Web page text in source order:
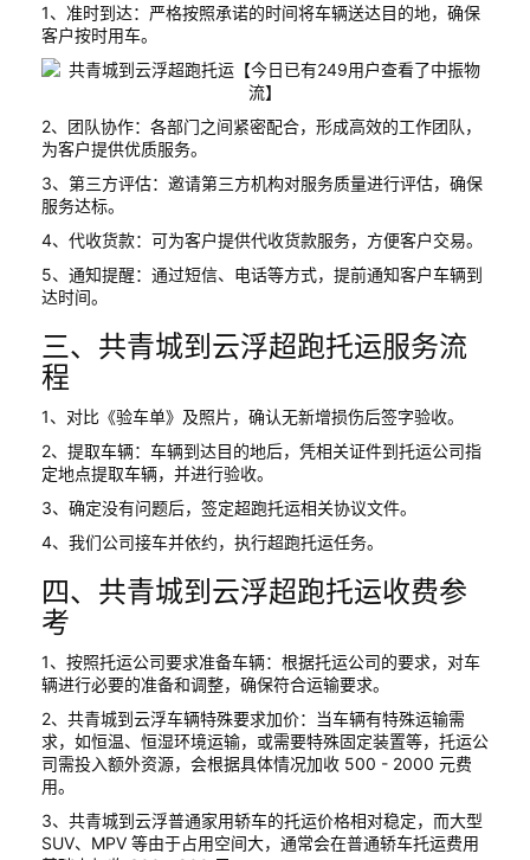
1、准时到达：严格按照承诺的时间将车辆送达目的地，确保
客户按时用车。
2、团队协作：各部门之间紧密配合，形成高效的工作团队，
为客户提供优质服务。
3、第三方评估：邀请第三方机构对服务质量进行评估，确保
服务达标。
4、代收货款：可为客户提供代收货款服务，方便客户交易。
5、通知提醒：通过短信、电话等方式，提前通知客户车辆到
达时间。
三、共青城到云浮超跑托运服务流
程
1、对比《验车单》及照片，确认无新增损伤后签字验收。
2、提取车辆：车辆到达目的地后，凭相关证件到托运公司指
定地点提取车辆，并进行验收。
3、确定没有问题后，签定超跑托运相关协议文件。
4、我们公司接车并依约，执行超跑托运任务。
四、共青城到云浮超跑托运收费参
考
1、按照托运公司要求准备车辆：根据托运公司的要求，对车
辆进行必要的准备和调整，确保符合运输要求。
2、共青城到云浮车辆特殊要求加价：当车辆有特殊运输需
求，如恒温、恒湿环境运输，或需要特殊固定装置等，托运公
司需投入额外资源，会根据具体情况加收 500 - 2000 元费
用。
3、共青城到云浮普通家用轿车的托运价格相对稳定，而大型
SUV、MPV 等由于占用空间大，通常会在普通轿车托运费用